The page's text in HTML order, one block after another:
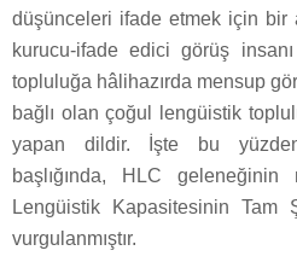
düşünceleri ifade etmek için bir
kurucu-ifade edici görüş
topluluğa hâlihazırda mensup
bağlı olan çoğul lengüistik
yapan dildir. İşte bu yüzden
başlığında, HLC geleneğinin
Lengüistik Kapasitesinin Tam
vurgulanmıştır.